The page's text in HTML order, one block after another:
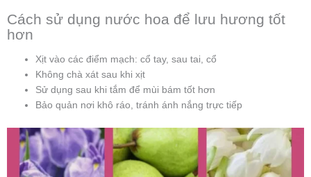
Cách sử dụng nước hoa để lưu hương tốt
hơn
Xịt vào các điểm mạch: cổ tay, sau tai, cổ
Không chà xát sau khi xịt
Sử dụng sau khi tắm để mùi bám tốt hơn
Bảo quản nơi khô ráo, tránh ánh nắng trực tiếp